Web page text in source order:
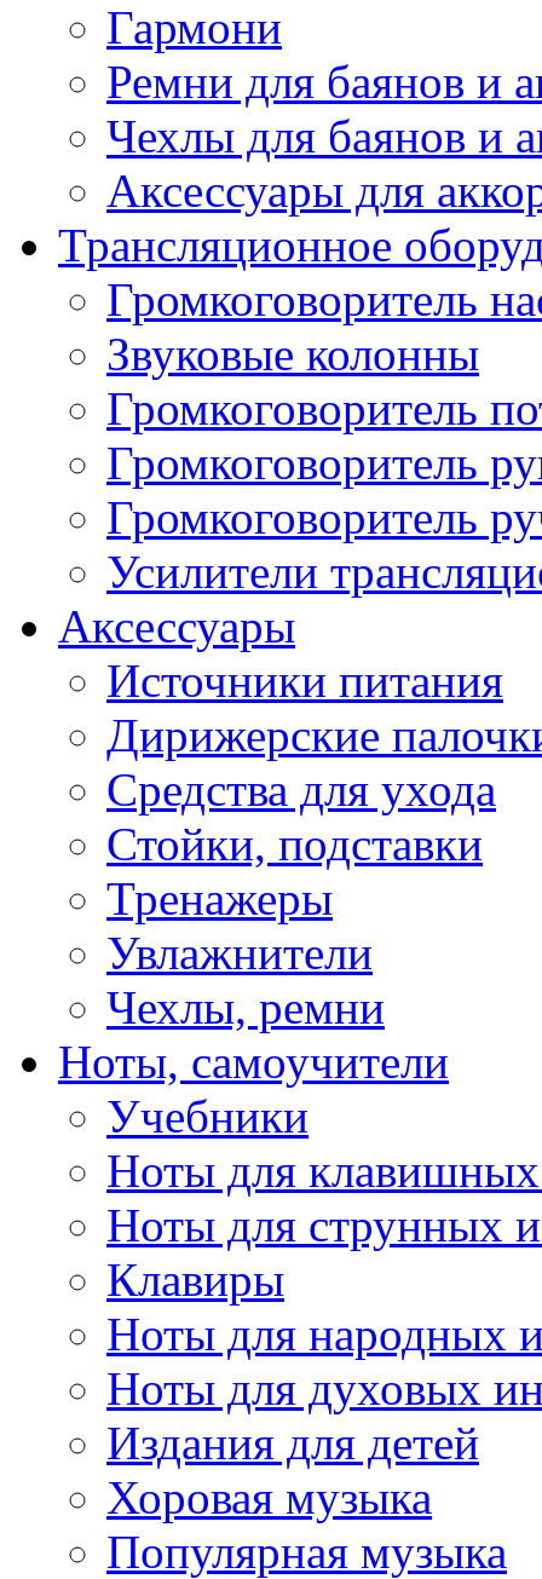
Гармони
Ремни для баянов и
Чехлы для баянов и
Аксессуары для
Трансляционное
Громкоговоритель
Звуковые колонны
Громкоговоритель
Громкоговоритель
Громкоговоритель
Усилители
Аксессуары
Источники питания
Дирижерские
Средства для ухода
Стойки, подставки
Тренажеры
Увлажнители
Чехлы, ремни
Ноты, самоучители
Учебники
Ноты для клавишных
Ноты для струнных
Клавиры
Ноты для народных
Ноты для духовых
Издания для детей
Хоровая музыка
Популярная музыка